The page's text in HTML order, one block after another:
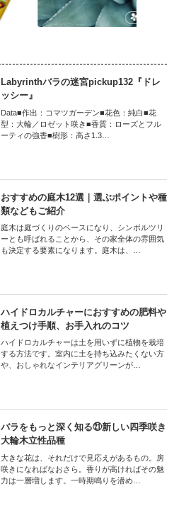
Labyrinthバラの迷宮pickup132『ドレ
ッシー』
Data■作出：コマツガーデン■花色：純白■花
型：大輪／ロゼット咲き■香質：ローズとフル
ーティの強香■樹形：高さ1.3…
おすすめの庭木12選｜選ぶポイントや種
類などもご紹介
庭木は庭づくりのベースになり、シンボルツリ
ーとも呼ばれることから、その家全体の雰囲気
も決定する要素になります。庭木は、…
ハイドロカルチャーにおすすめの肥料や
植えつけ手順、お手入れのコツ
ハイドロカルチャーは土を用いずに植物を栽培
する方法です。室内に土を持ち込みたくない方
や、おしゃれなインテリアグリーンが…
バラをもっと深く知る㉑新しい四季咲き
大輪木立性品種
大きな花は、それだけで見応えがあるもの。房
咲きになればなおさら。香りが高ければその魅
力は一層増します。一時期鳴りを潜め…